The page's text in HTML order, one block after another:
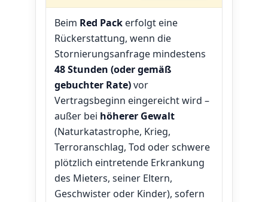
Beim Red Pack erfolgt eine
Rückerstattung, wenn die
Stornierungsanfrage mindestens
48 Stunden (oder gemäß
gebuchter Rate)vor
Vertragsbeginn eingereicht wird –
außer bei höherer Gewalt
(Naturkatastrophe, Krieg,
Terroranschlag, Tod oder schwere
plötzlich eintretende Erkrankung
des Mieters, seiner Eltern,
Geschwister oder Kinder), sofern